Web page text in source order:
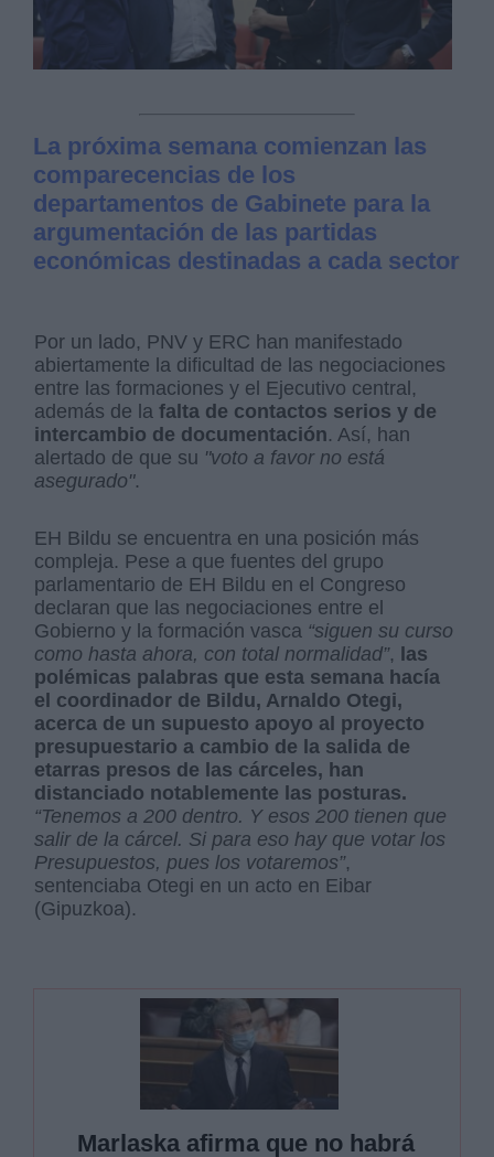
La próxima semana comienzan las
comparecencias de los
departamentos de Gabinete para la
argumentación de las partidas
económicas destinadas a cada sector
Por un lado, PNV y ERC han manifestado
abiertamente la dificultad de las negociaciones
entre las formaciones y el Ejecutivo central,
además de lafalta de contactos serios y de
intercambio de documentación. Así, han
alertado de que su "voto a favor no está
asegurado".
EH Bildu se encuentra en una posición más
compleja. Pese a que fuentes del grupo
parlamentario de EH Bildu en el Congreso
declaran que las negociaciones entre el
Gobierno y la formación vasca “siguen su curso
como hasta ahora, con total normalidad”,
las
polémicas palabras que esta semana hacía
el coordinador de Bildu, Arnaldo Otegi,
acerca de un supuesto apoyo al proyecto
presupuestario a cambio de la salida de
etarras presos de las cárceles, han
distanciado notablemente las posturas.
“Tenemos a 200 dentro. Y esos 200 tienen que
salir de la cárcel. Si para eso hay que votar los
Presupuestos, pues los votaremos”,
sentenciaba Otegi en un acto en Eibar
(Gipuzkoa).
Marlaska afirma que no habrá